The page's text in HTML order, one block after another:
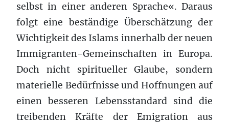
selbst in einer anderen Sprache«. Daraus
folgt eine beständige Überschätzung der
Wichtigkeit des Islams innerhalb der neuen
Immigranten-Gemeinschaften in Europa.
Doch nicht spiritueller Glaube, sondern
materielle Bedürfnisse und Hoffnungen auf
einen besseren Lebensstandard sind die
treibenden Kräfte der Emigration aus